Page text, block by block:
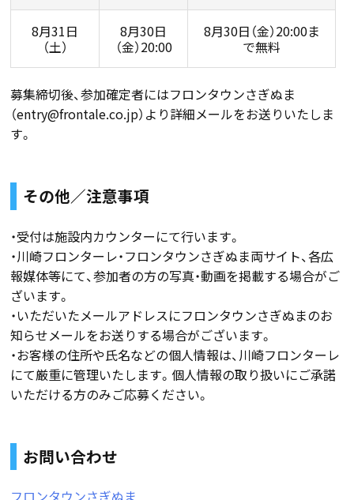
8月31日
（土）
8月30日
（金）20:00
8月30日（金）20:00ま
で無料
募集締切後、参加確定者にはフロンタウンさぎぬま
（entry@frontale.co.jp）より詳細メールをお送りいたしま
す。
その他／注意事項
・受付は施設内カウンターにて行います。
・川崎フロンターレ・フロンタウンさぎぬま両サイト、各広
報媒体等にて、参加者の方の写真・動画を掲載する場合がご
ざいます。
・いただいたメールアドレスにフロンタウンさぎぬまのお
知らせメールをお送りする場合がございます。
・お客様の住所や氏名などの個人情報は、川崎フロンターレ
にて厳重に管理いたします。個人情報の取り扱いにご承諾
いただける方のみご応募ください。
お問い合わせ